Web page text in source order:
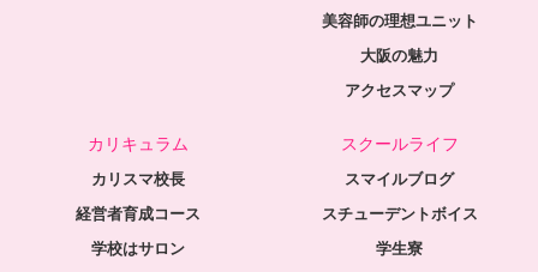
美容師の理想ユニット
大阪の魅力
アクセスマップ
カリキュラム
カリスマ校長
経営者育成コース
学校はサロン
スクールライフ
スマイルブログ
スチューデントボイス
学生寮